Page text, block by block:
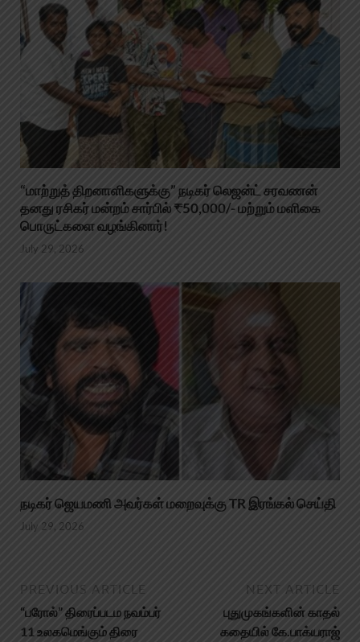
“மாற்றுத் திறனாளிகளுக்கு” நடிகர் லெஜன்ட் சரவணன்
தனது ரசிகர் மன்றம் சார்பில் ₹50,000/- மற்றும் மளிகை
பொருட்களை வழங்கினார்!
July 29, 2026
நடிகர் ஜெயமணி அவர்கள் மறைவுக்கு TR இரங்கல் செய்தி
July 29, 2026
PREVIOUS ARTICLE
“பரோல்” திரைப்படம நவம்பர்
11 உலகமெங்கும் திரை
NEXT ARTICLE
புதுமுகங்களின் காதல்
கதையில் கே.பாக்யராஜ்